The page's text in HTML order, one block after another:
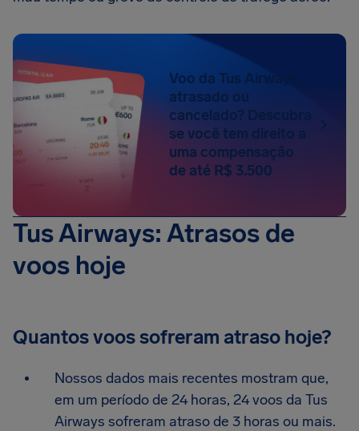
Voo da Tus Airways
atrasado ou
cancelado? Descubra
se você tem direito a
uma compensação
de até R$ 3.500
Tus Airways: Atrasos de
voos hoje
Quantos voos sofreram atraso hoje?
Nossos dados mais recentes mostram que,
em um período de 24 horas, 24 voos da Tus
Airways sofreram atraso de 3 horas ou mais.